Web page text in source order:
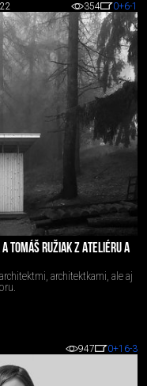
354 0+6-1
TOMÁŠ RUŽIAK Z ATELIÉRU A
architektkami, ale aj
947 0+16-3